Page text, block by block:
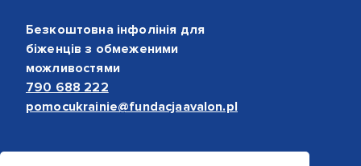
Безкоштовна інфолінія для
біженців з обмеженими
можливостями
790 688 222
pomocukrainie@fundacjaavalon.pl